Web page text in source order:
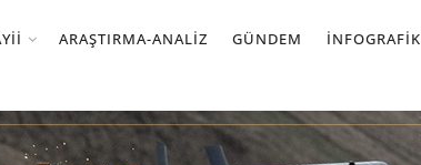
ARAŞTIRMA-ANALIZ GÜNDEM İNFOGRAFIK